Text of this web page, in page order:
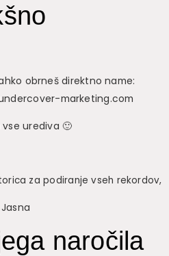
obrneš direktno name:
marketing.com
vse urediva 🙂
za podiranje vseh rekordov,
Jasna
naročila